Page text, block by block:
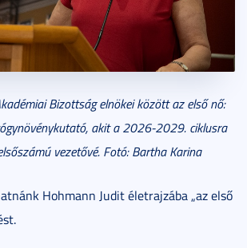
Bizottság elnökei között az első nő:
akit a 2026-2029. ciklusra
vezetővé. Fotó: Bartha Karina
Hohmann Judit életrajzába „az első